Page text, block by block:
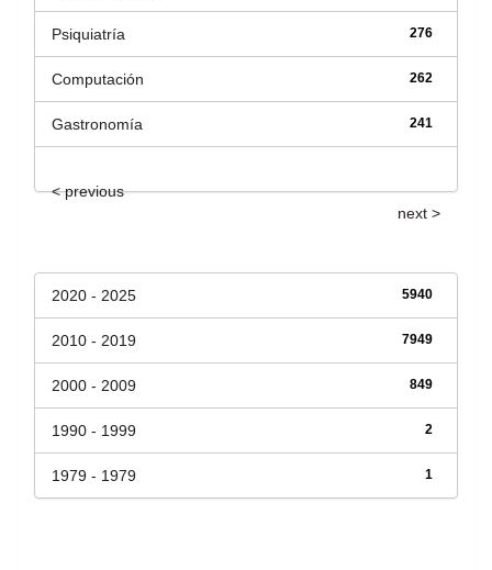
276
Psiquiatría
262
Computación
241
Gastronomía
< previous
next >
5940
2020 - 2025
7949
2010 - 2019
849
2000 - 2009
2
1990 - 1999
1
1979 - 1979